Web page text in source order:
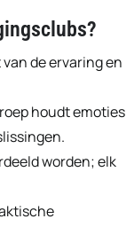
de ervaring en
houdt emoties
worden; elk